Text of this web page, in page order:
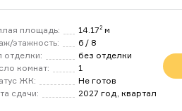
площадь: 14.172 м
этажность:
6 / 8
отделки:
без отделки
комнат:
1
ЖК:
Не готов
сдачи:
2027 год, квартал